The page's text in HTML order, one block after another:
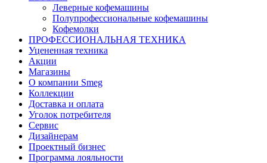
Леверные кофемашины
Полупрофессиональные кофемашины
Кофемолки
ПРОФЕССИОНАЛЬНАЯ ТЕХНИКА
Уцененная техника
Акции
Магазины
О компании Smeg
Коллекции
Доставка и оплата
Уголок потребителя
Сервис
Дизайнерам
Проектный бизнес
Программа лояльности